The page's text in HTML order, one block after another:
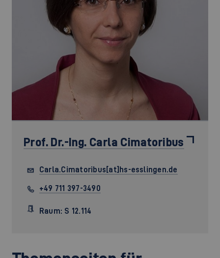
Prof. Dr.-Ing. Carla Cimatoribus
Carla.Cimatoribus[at]hs-esslingen.de
+49 711 397-3490
Raum: S 12.114